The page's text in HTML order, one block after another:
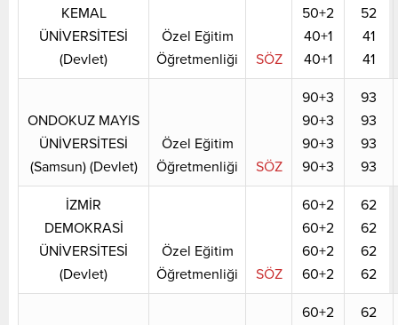
KEMAL
ÜNİVERSİTESİ
(Devlet)
Özel Eğitim
Öğretmenliği
SÖZ
50+2
40+1
40+1
52
41
41
ONDOKUZ MAYIS
ÜNİVERSİTESİ
(Samsun) (Devlet)
Özel Eğitim
Öğretmenliği
SÖZ
90+3
90+3
90+3
90+3
93
93
93
93
İZMİR
DEMOKRASİ
ÜNİVERSİTESİ
(Devlet)
Özel Eğitim
Öğretmenliği
SÖZ
60+2
60+2
60+2
60+2
62
62
62
62
60+2
62